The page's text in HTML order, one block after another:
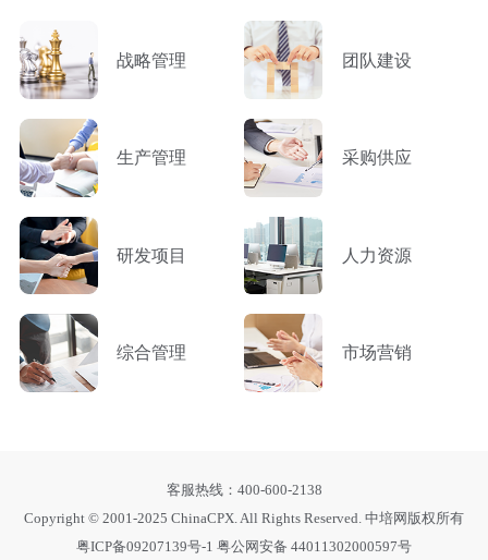
战略管理 团队建设
生产管理 采购供应
研发项目 人力资源
综合管理 市场营销
客服热线：400-600-2138
Copyright © 2001-2025 ChinaCPX. All Rights Reserved. 中培网版权所有
粤ICP备09207139号-1 粤公网安备 44011302000597号